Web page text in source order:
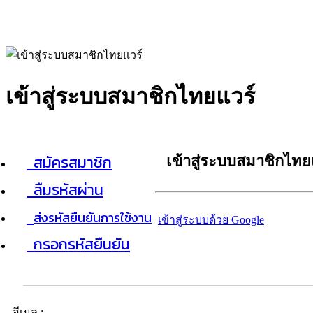
เข้าสู่ระบบสมาชิกไทยแวร์
สมัครสมาชิก
ลืมรหัสผ่าน
ส่งรหัสยืนยันการใช้งาน
กรอกรหัสยืนยัน
เข้าสู่ระบบสมาชิกไท
เข้าสู่ระบบด้วย Google